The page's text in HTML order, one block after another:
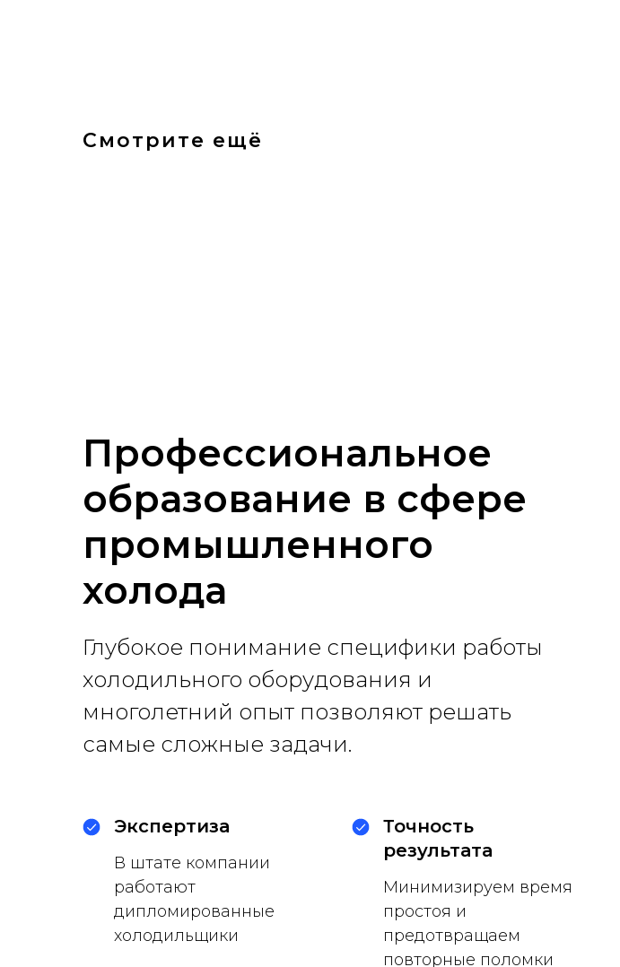
Смотрите ещё
Профессиональное
образование в сфере
промышленного
холода
Глубокое понимание специфики работы
холодильного оборудования и
многолетний опыт позволяют решать
самые сложные задачи.
Экспертиза
В штате компании
работают
дипломированные
холодильщики
Точность
результата
Минимизируем время
простоя и
предотвращаем
повторные поломки